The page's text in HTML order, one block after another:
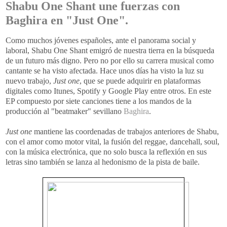
Shabu One Shant une fuerzas con
Baghira en "Just One".
Como muchos jóvenes españoles, ante el panorama social y
laboral, Shabu One Shant emigró de nuestra tierra en la búsqueda
de un futuro más digno. Pero no por ello su carrera musical como
cantante se ha visto afectada. Hace unos días ha visto la luz su
nuevo trabajo, Just one, que se puede adquirir en plataformas
digitales como Itunes, Spotify y Google Play entre otros. En este
EP compuesto por siete canciones tiene a los mandos de la
producción al "beatmaker" sevillano Baghira.
Just one mantiene las coordenadas de trabajos anteriores de Shabu,
con el amor como motor vital, la fusión del reggae, dancehall, soul,
con la música electrónica, que no solo busca la reflexión en sus
letras sino también se lanza al hedonismo de la pista de baile.